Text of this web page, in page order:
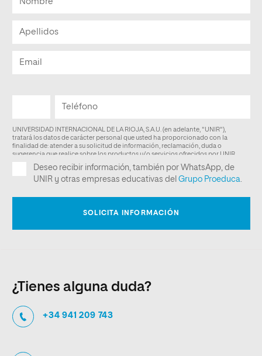
¿Tienes alguna duda?
+34 941 209 743